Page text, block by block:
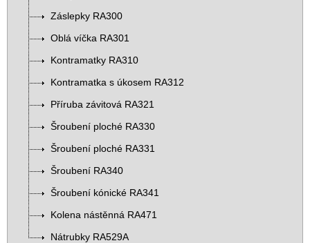
Záslepky RA300
Oblá víčka RA301
Kontramatky RA310
Kontramatka s úkosem RA312
Příruba závitová RA321
Šroubení ploché RA330
Šroubení ploché RA331
Šroubení RA340
Šroubení kónické RA341
Kolena nástěnná RA471
Nátrubky RA529A